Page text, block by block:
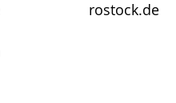
rostock.de